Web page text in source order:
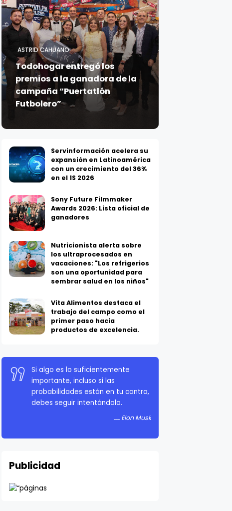
ASTRID CAHUANO
Todohogar entregó los
premios a la ganadora de la
campaña “Puertatlón
Futbolero”
expansión en Latinoamérica
con un crecimiento del 36%
en el 1S 2026
Awards 2026: Lista oficial de
ganadores
los ultraprocesados en
vacaciones: "Los refrigerios
son una oportunidad para
sembrar salud en los niños"
trabajo del campo como el
primer paso hacia
productos de excelencia.
Si algo es lo suficientemente
importante, incluso si las
probabilidades están en tu contra,
debes seguir intentándolo.
Elon Musk